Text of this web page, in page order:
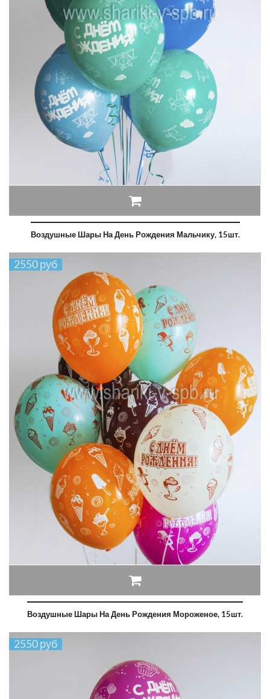
Воздушные Шары На День Рождения Мальчику, 15шт.
2550 руб
Воздушные Шары На День Рождения Мороженое, 15шт.
2550 руб